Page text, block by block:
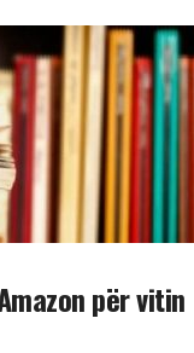
për vitin